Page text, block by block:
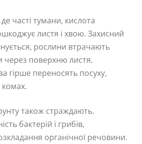
часті тумани, кислота
листя і хвою. Захисний
рослини втрачають
через поверхню листя.
гірше переносять посуху,
також страждають.
бактерій і грибів,
органічної речовини.